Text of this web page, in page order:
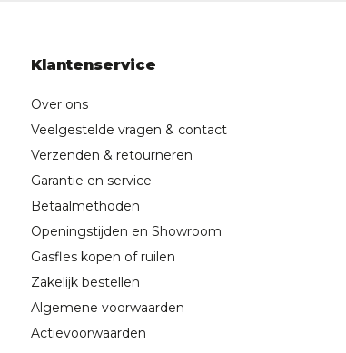
Klantenservice
Over ons
Veelgestelde vragen & contact
Verzenden & retourneren
Garantie en service
Betaalmethoden
Openingstijden en Showroom
Gasfles kopen of ruilen
Zakelijk bestellen
Algemene voorwaarden
Actievoorwaarden